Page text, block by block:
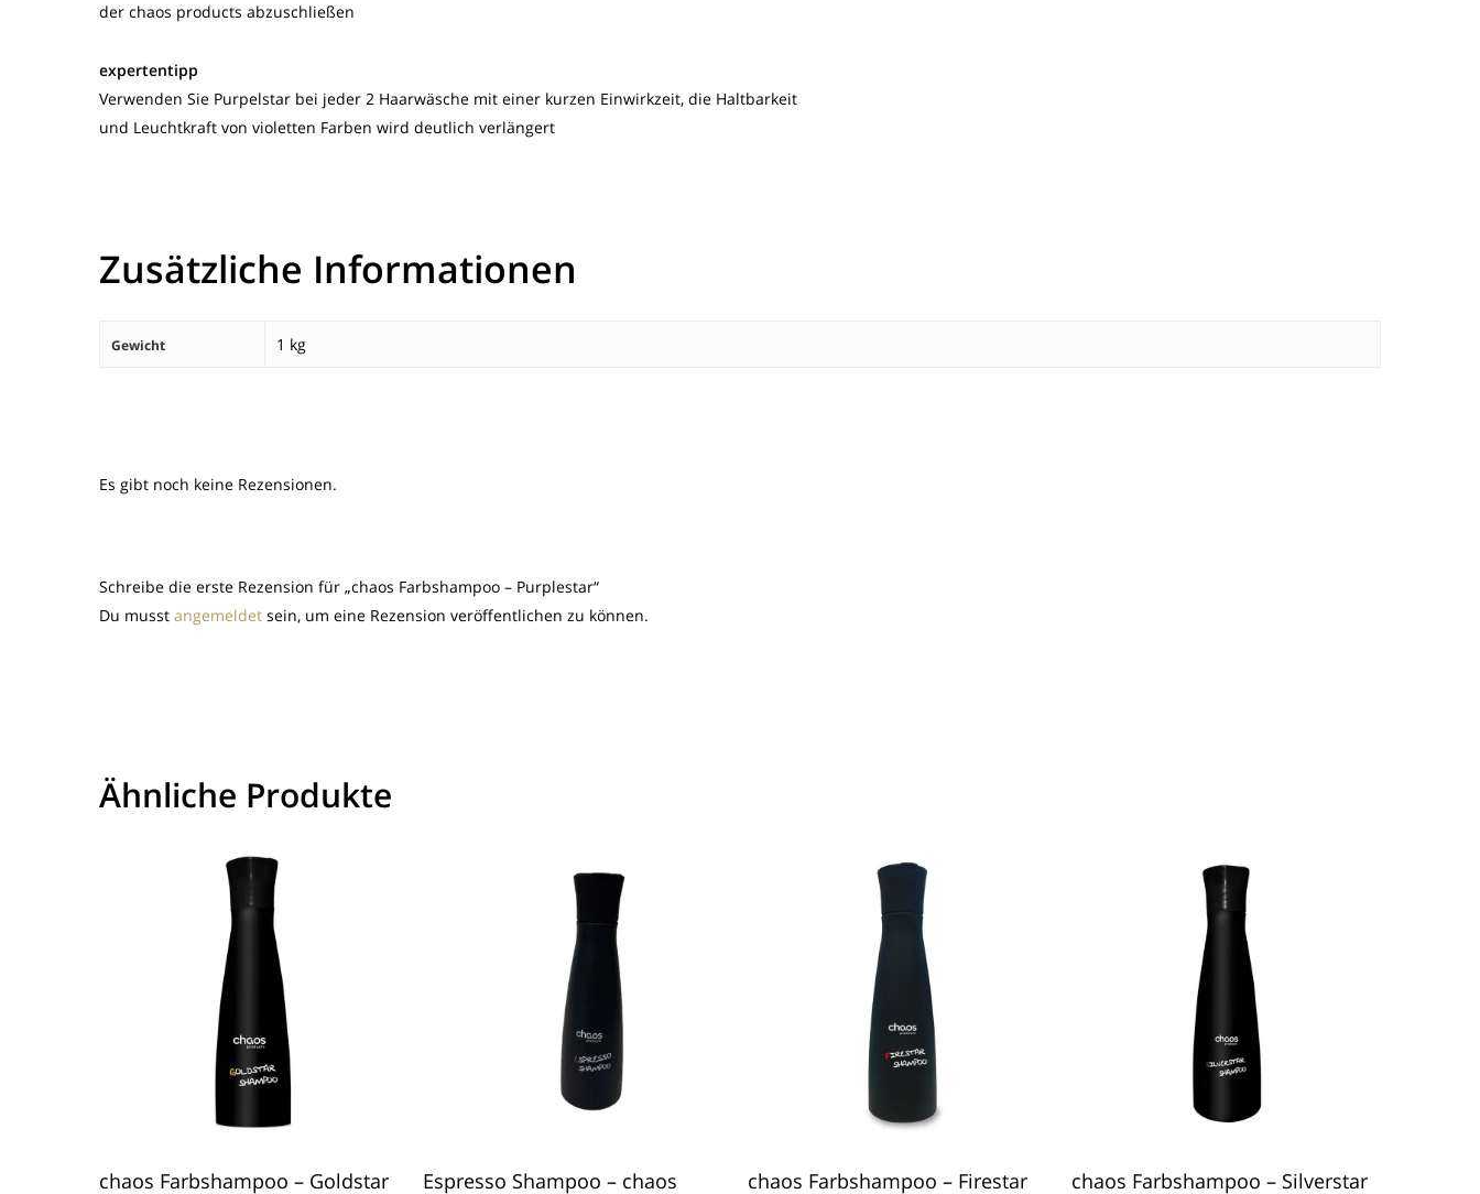
der chaos products abzuschließen
expertentipp
Verwenden Sie Purpelstar bei jeder 2 Haarwäsche mit einer kurzen Einwirkzeit, die Haltbarkeit
und Leuchtkraft von violetten Farben wird deutlich verlängert
Zusätzliche Informationen
Gewicht 1 kg
Es gibt noch keine Rezensionen.
Schreibe die erste Rezension für „chaos Farbshampoo – Purplestar“
Du musst angemeldet sein, um eine Rezension veröffentlichen zu können.
Ähnliche Produkte
In Den Warenkorb
chaos Farbshampoo – Goldstar In Den Warenkorb
Espresso Shampoo – chaos
In Den Warenkorb
chaos Farbshampoo – Firestar In Den Warenkorb
chaos Farbshampoo – Silverstar